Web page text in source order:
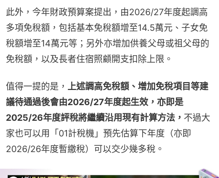
此外，今年財政預算案提出，由2026/27年度起調高
多項免稅額，包括基本免稅額增至14.5萬元、子女免
稅額增至14萬元等；另外亦增加供養父母或祖父母的
免稅額，以及長者住宿照顧開支扣除上限。
值得一提的是，
上述調高免稅額、增加免稅項目等建
議待通過後會由2026/27年度起生效，亦即是
2025/26年度評稅將繼續沿用現有計算方法， 不過大
家也可以用「01計稅機」預先估算下年度（亦即
2026/26年度暫繳稅）可以交少幾多稅。